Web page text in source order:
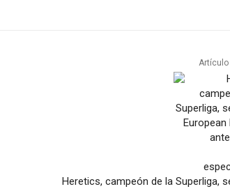
Heretics, campeón de la Superliga,